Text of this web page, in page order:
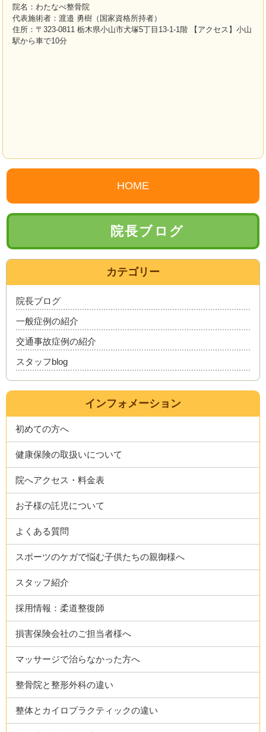
院名：わたなべ整骨院
代表施術者：渡邉 勇樹（国家資格所持者）
住所：〒323-0811 栃木県小山市犬塚5丁目13-1-1階 【アクセス】小山
駅から車で10分
HOME
院長ブログ
カテゴリー
院長ブログ
一般症例の紹介
交通事故症例の紹介
スタッフblog
インフォメーション
初めての方へ
健康保険の取扱いについて
院へアクセス・料金表
お子様の託児について
よくある質問
スポーツのケガで悩む子供たちの親御様へ
スタッフ紹介
採用情報：柔道整復師
損害保険会社のご担当者様へ
マッサージで治らなかった方へ
整骨院と整形外科の違い
整体とカイロプラクティックの違い